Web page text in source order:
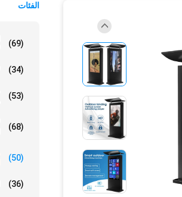
الفئات
(69)
(34)
(53)
(68)
(50)
(36)